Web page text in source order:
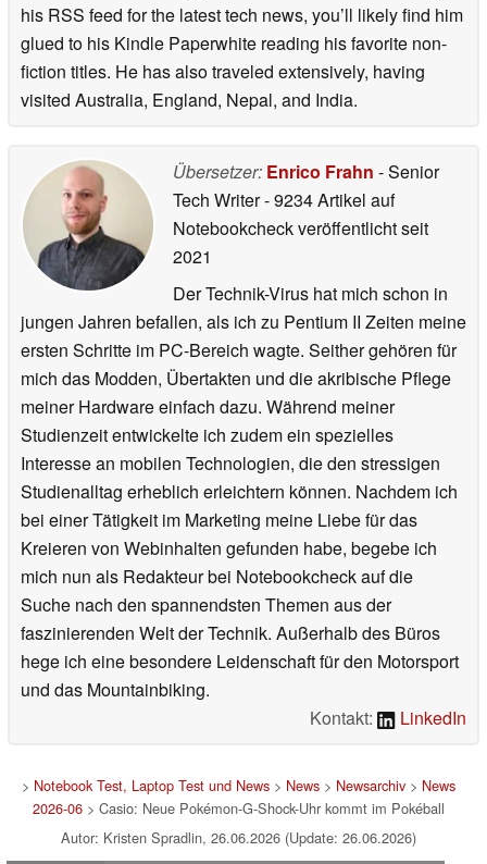
his RSS feed for the latest tech news, you’ll likely find him
glued to his Kindle Paperwhite reading his favorite non-
fiction titles. He has also traveled extensively, having
visited Australia, England, Nepal, and India.
Übersetzer: Enrico Frahn - Senior
Tech Writer- 9234 Artikel auf
Notebookcheck veröffentlichtseit
2021
Der Technik-Virus hat mich schon in
jungen Jahren befallen, als ich zu Pentium II Zeiten meine
ersten Schritte im PC-Bereich wagte. Seither gehören für
mich das Modden, Übertakten und die akribische Pflege
meiner Hardware einfach dazu. Während meiner
Studienzeit entwickelte ich zudem ein spezielles
Interesse an mobilen Technologien, die den stressigen
Studienalltag erheblich erleichtern können. Nachdem ich
bei einer Tätigkeit im Marketing meine Liebe für das
Kreieren von Webinhalten gefunden habe, begebe ich
mich nun als Redakteur bei Notebookcheck auf die
Suche nach den spannendsten Themen aus der
faszinierenden Welt der Technik. Außerhalb des Büros
hege ich eine besondere Leidenschaft für den Motorsport
und das Mountainbiking.
Kontakt:
LinkedIn
> Notebook Test, Laptop Test und News> News> Newsarchiv> News
2026-06> Casio: Neue Pokémon-G-Shock-Uhr kommt im Pokéball
Autor: Kristen Spradlin, 26.06.2026 (Update: 26.06.2026)